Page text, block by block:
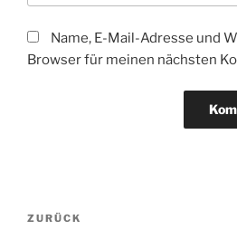
Name, E-Mail-Adresse und
Browser für meinen nächsten
Beitragsnavigation
Vorheriger
ZURÜCK